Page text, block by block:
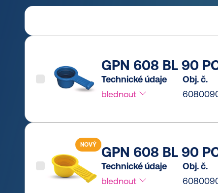
GPN 608 BL 90
Technické údaje
blednout
Obj. č.
NOVÝ GPN 608 BL 90
Technické údaje
blednout
Obj. č.